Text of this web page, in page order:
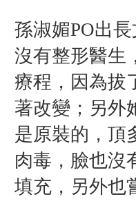
孫淑媚PO出
沒有整形醫生
療程，因為拔
著改變；另外
是原裝的，頂
肉毒，臉也沒
填充，另外也